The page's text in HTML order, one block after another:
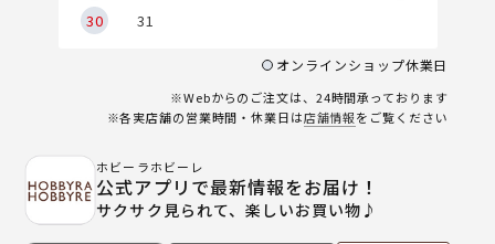
30
31
オンラインショップ休業日
※Webからのご注文は、24時間承っております
※各実店舗の営業時間・休業日は店舗情報をご覧ください
ホビーラホビーレ
公式アプリで最新情報をお届け！
サクサク見られて、楽しいお買い物♪